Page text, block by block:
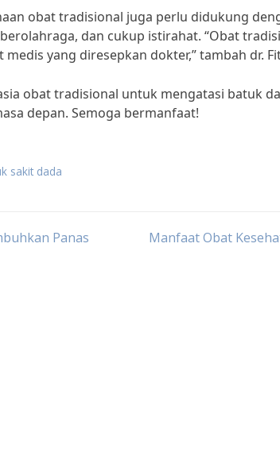
obat tradisional juga perlu didukung
dan cukup istirahat. “Obat
yang diresepkan dokter,” tambah dr.
obat tradisional untuk mengatasi batuk
depan. Semoga bermanfaat!
sakit dada
Panas
Manfaat Obat